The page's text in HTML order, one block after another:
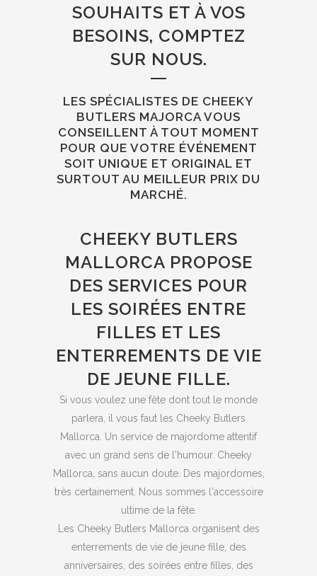
SOUHAITS ET À VOS
BESOINS, COMPTEZ
SUR NOUS.
LES SPÉCIALISTES DE CHEEKY
BUTLERS MAJORCA VOUS
CONSEILLENT À TOUT MOMENT
POUR QUE VOTRE ÉVÉNEMENT
SOIT UNIQUE ET ORIGINAL ET
SURTOUT AU MEILLEUR PRIX DU
MARCHÉ.
CHEEKY BUTLERS
MALLORCA PROPOSE
DES SERVICES POUR
LES SOIRÉES ENTRE
FILLES ET LES
ENTERREMENTS DE VIE
DE JEUNE FILLE.
Si vous voulez une fête dont tout le monde
parlera, il vous faut les Cheeky Butlers
Mallorca. Un service de majordome attentif
avec un grand sens de l'humour. Cheeky
Mallorca, sans aucun doute. Des majordomes,
très certainement. Nous sommes l'accessoire
ultime de la fête.
Les Cheeky Butlers Mallorca organisent des
enterrements de vie de jeune fille, des
anniversaires, des soirées entre filles, des